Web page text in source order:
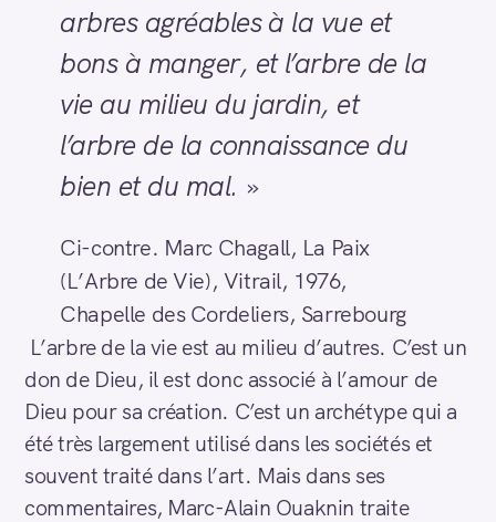
arbres agréables à la vue et
bons à manger, et l’arbre de la
vie au milieu du jardin, et
l’arbre de la connaissance du
bien et du mal. »
Ci-contre. Marc Chagall, La Paix
(L’Arbre de Vie), Vitrail, 1976,
Chapelle des Cordeliers, Sarrebourg
L’arbre de la vie est au milieu d’autres. C’est un
don de Dieu, il est donc associé à l’amour de
Dieu pour sa création. C’est un archétype qui a
été très largement utilisé dans les sociétés et
souvent traité dans l’art. Mais dans ses
commentaires, Marc-Alain Ouaknin traite